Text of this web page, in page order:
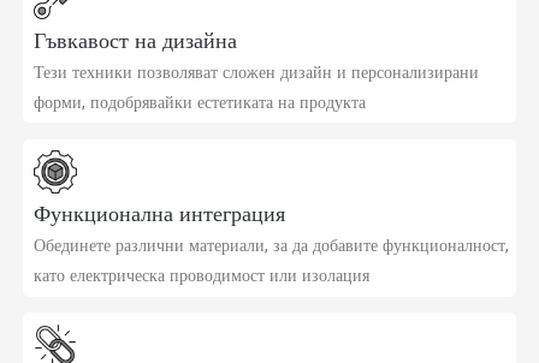
Гъвкавост на дизайна
Тези техники позволяват сложен дизайн и персонализирани
форми, подобрявайки естетиката на продукта
Функционална интеграция
Обединете различни материали, за да добавите функционалност,
като електрическа проводимост или изолация